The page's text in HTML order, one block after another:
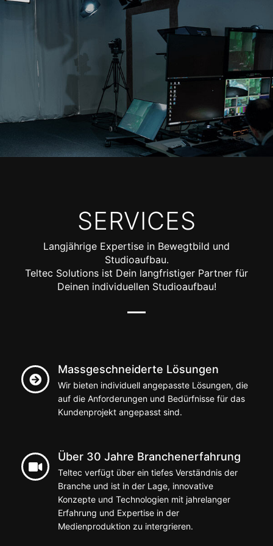
SERVICES
Langjährige Expertise in Bewegtbild und
Studioaufbau.
Teltec Solutions ist Dein langfristiger Partner für
Deinen individuellen Studioaufbau!
Massgeschneiderte Lösungen
Wir bieten individuell angepasste Lösungen, die
auf die Anforderungen und Bedürfnisse für das
Kundenprojekt angepasst sind.
Über 30 Jahre Branchenerfahrung
Teltec verfügt über ein tiefes Verständnis der
Branche und ist in der Lage, innovative
Konzepte und Technologien mit jahrelanger
Erfahrung und Expertise in der
Medienproduktion zu intergrieren.